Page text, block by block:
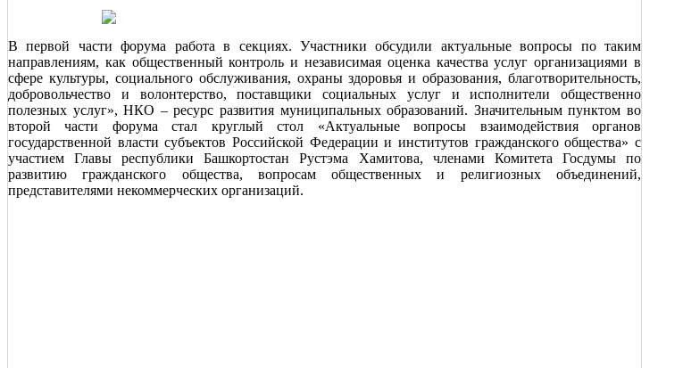
В первой части форума работа в секциях. Участники обсудили актуальные вопросы по таким
направлениям, как общественный контроль и независимая оценка качества услуг организациями в
сфере культуры, социального обслуживания, охраны здоровья и образования, благотворительность,
добровольчество и волонтерство, поставщики социальных услуг и исполнители общественно
полезных услуг», НКО – ресурс развития муниципальных образований. Значительным пунктом во
второй части форума стал круглый стол «Актуальные вопросы взаимодействия органов
государственной власти субъектов Российской Федерации и институтов гражданского общества» с
участием Главы республики Башкортостан Рустэма Хамитова, членами Комитета Госдумы по
развитию гражданского общества, вопросам общественных и религиозных объединений,
представителями некоммерческих организаций.